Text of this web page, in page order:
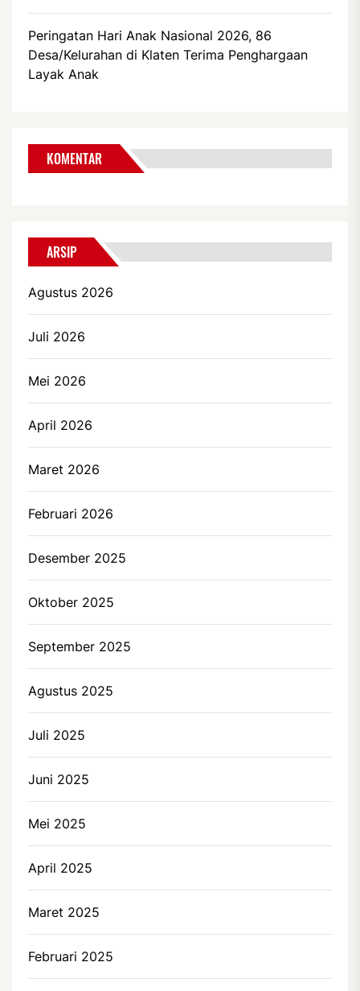
Peringatan Hari Anak Nasional 2026, 86
Desa/Kelurahan di Klaten Terima Penghargaan
Layak Anak
KOMENTAR
ARSIP
Agustus 2026
Juli 2026
Mei 2026
April 2026
Maret 2026
Februari 2026
Desember 2025
Oktober 2025
September 2025
Agustus 2025
Juli 2025
Juni 2025
Mei 2025
April 2025
Maret 2025
Februari 2025